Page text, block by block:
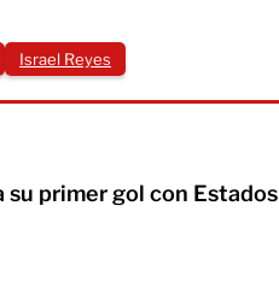
Israel Reyes
su primer gol con Estados